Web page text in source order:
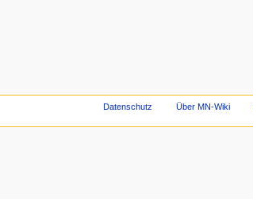
Datenschutz Über MN-Wiki